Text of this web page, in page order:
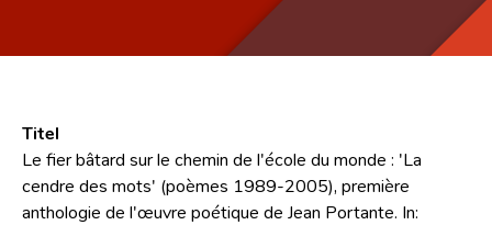
Titel
Le fier bâtard sur le chemin de l'école du monde : 'La
cendre des mots' (poèmes 1989-2005), première
anthologie de l'œuvre poétique de Jean Portante. In: